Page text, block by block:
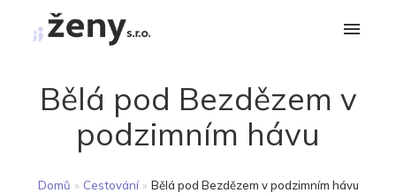
Bělá pod Bezdězem v
podzimním hávu
Domů » Cestování » Bělá pod Bezdězem v podzimním hávu